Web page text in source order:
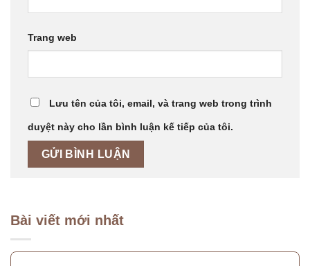
Trang web
Lưu tên của tôi, email, và trang web trong trình
duyệt này cho lần bình luận kế tiếp của tôi.
Bài viết mới nhất